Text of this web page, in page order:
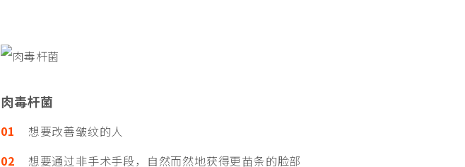
肉毒杆菌
01 想要改善皱纹的人
02
想要通过非手术手段，自然而然地获得更苗条的脸部